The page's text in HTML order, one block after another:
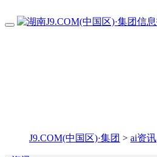
J9.COM(中国区)·集团 > ai资讯